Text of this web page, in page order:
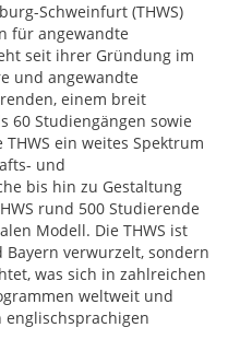
Schweinfurt (THWS)
für angewandte
seit ihrer Gründung im
und angewandte
einem breit
60 Studiengängen sowie
ein weites Spektrum
und
bis hin zu Gestaltung
rund 500 Studierende
Modell. Die THWS ist
verwurzelt, sondern
was sich in zahlreichen
weltweit und